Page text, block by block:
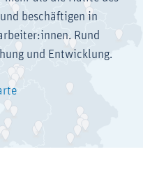
beschäftigen in
Rund
und Entwicklung.